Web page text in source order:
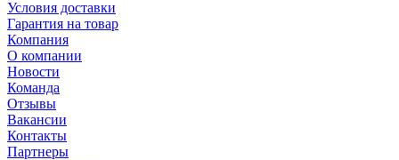
Условия доставки
Гарантия на товар
Компания
О компании
Новости
Команда
Отзывы
Вакансии
Контакты
Партнеры